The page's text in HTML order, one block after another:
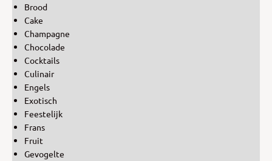
Brood
Cake
Champagne
Chocolade
Cocktails
Culinair
Engels
Exotisch
Feestelijk
Frans
Fruit
Gevogelte